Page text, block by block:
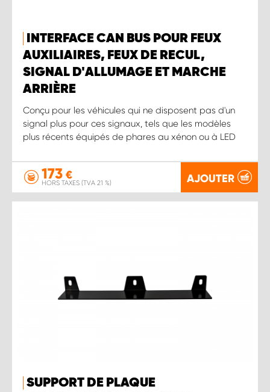
INTERFACE CAN BUS POUR FEUX
AUXILIAIRES, FEUX DE RECUL,
SIGNAL D'ALLUMAGE ET MARCHE
ARRIÈRE
Conçu pour les véhicules qui ne disposent pas d'un
signal plus pour ces signaux, tels que les modèles
plus récents équipés de phares au xénon ou à LED
173 €
HORS TAXES (TVA 21 %) AJOUTER
SUPPORT DE PLAQUE